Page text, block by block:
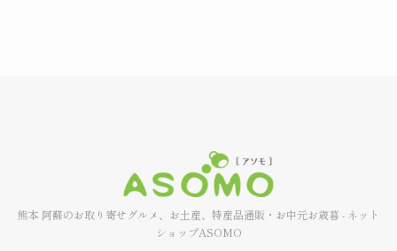
熊本 阿蘇のお取り寄せグルメ、お土産、特産品通販・お中元お歳暮 - ネット
ショップASOMO